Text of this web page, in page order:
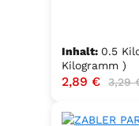
(Güteklasse
Hergestellt
Inhalt: 0.5
Kilogramm )
2,89 € 3,29